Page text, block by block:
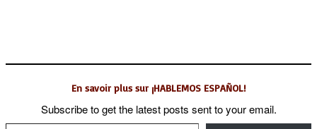
En savoir plus sur ¡HABLEMOS ESPAÑOL!
Subscribe to get the latest posts sent to your email.
Saisissez votre adresse e-mail…